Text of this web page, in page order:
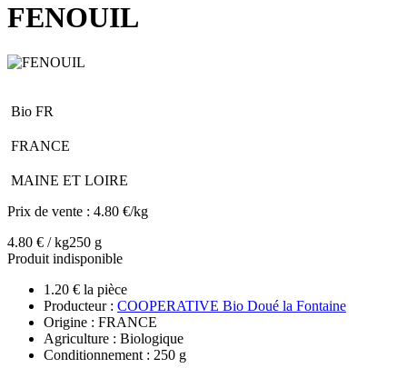
FENOUIL
Bio FR
FRANCE
MAINE ET LOIRE
Prix de vente : 4.80 €/kg
4.80 € / kg250 g
Produit indisponible
1.20 € la pièce
Producteur : COOPERATIVE Bio Doué la Fontaine
Origine : FRANCE
Agriculture : Biologique
Conditionnement : 250 g